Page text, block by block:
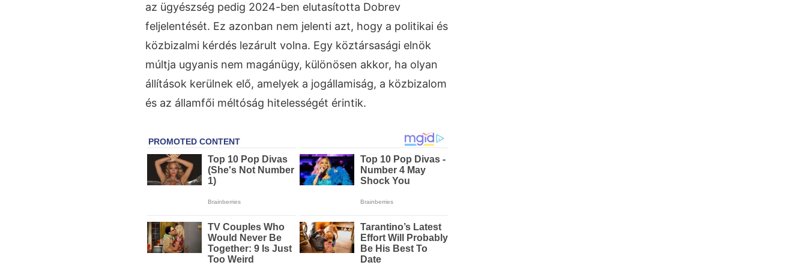
az ügyészség pedig 2024-ben elutasította Dobrev
feljelentését. Ez azonban nem jelenti azt, hogy a politikai és
közbizalmi kérdés lezárult volna. Egy köztársasági elnök
múltja ugyanis nem magánügy, különösen akkor, ha olyan
állítások kerülnek elő, amelyek a jogállamiság, a közbizalom
és az államfői méltóság hitelességét érintik.